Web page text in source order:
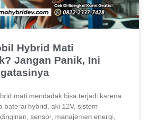
Hybrid Mati
Jangan Panik, Ini
mati mendadak bisa terjadi karena
baterai hybrid, aki 12V, sistem
sensor, manajemen energi,